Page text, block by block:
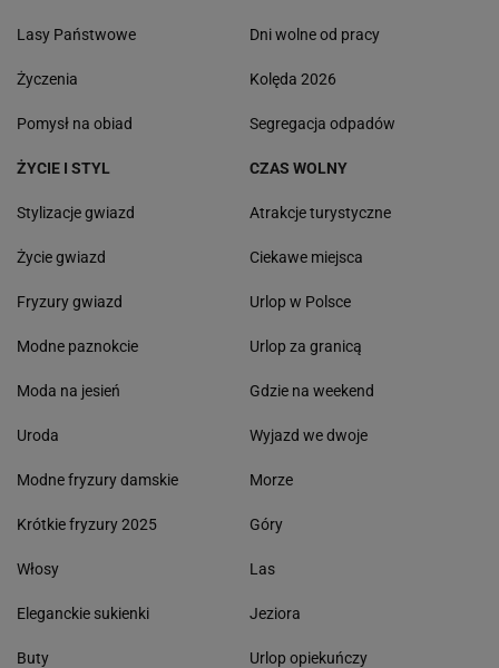
Lasy Państwowe
Życzenia
Pomysł na obiad
Dni wolne od pracy
Kolęda 2026
Segregacja odpadów
ŻYCIE I STYL
Stylizacje gwiazd
Życie gwiazd
Fryzury gwiazd
Modne paznokcie
Moda na jesień
Uroda
Modne fryzury damskie
Krótkie fryzury 2025
Włosy
Eleganckie sukienki
Buty
CZAS WOLNY
Atrakcje turystyczne
Ciekawe miejsca
Urlop w Polsce
Urlop za granicą
Gdzie na weekend
Wyjazd we dwoje
Morze
Góry
Las
Jeziora
Urlop opiekuńczy